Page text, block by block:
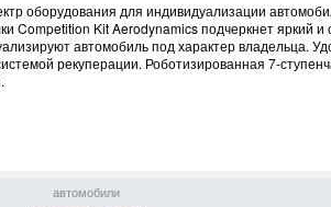
оборудования для индивидуализации
Kit Aerodynamics подчеркнет яркий и
автомобиль под характер владельца.
рекуперации. Роботизированная 7-
автомобили